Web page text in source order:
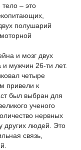
– это
полушарий
и мозг двух
мужчин 26-ти лет.
четыре
привели к
был выбран для
ученого
нервных
других людей. Это
связь,